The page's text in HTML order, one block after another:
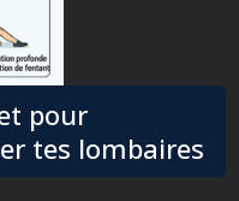
pour
tes lombaires